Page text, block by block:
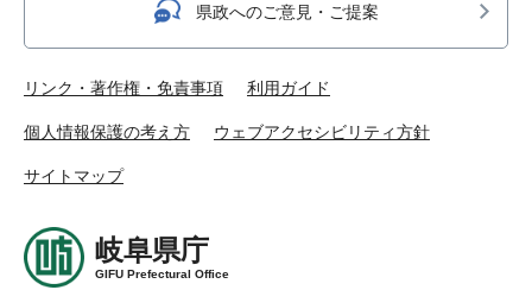
県政へのご意見・ご提案
リンク・著作権・免責事項 利用ガイド
個人情報保護の考え方 ウェブアクセシビリティ方針
サイトマップ
岐阜県庁
GIFU Prefectural Office